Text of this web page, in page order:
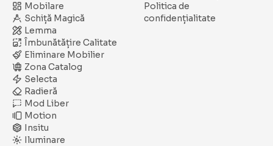
Mobilare
Schiță Magică
Lemma
Îmbunătățire Calitate
Eliminare Mobilier
Zona Catalog
Selecta
Radieră
Mod Liber
Motion
Insitu
Iluminare
Politica de
confidențialitate